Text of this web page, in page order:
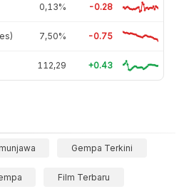
0,13% -0.28
7,50% -0.75
112,29 +0.43
Gempa Terkini
Film Terbaru